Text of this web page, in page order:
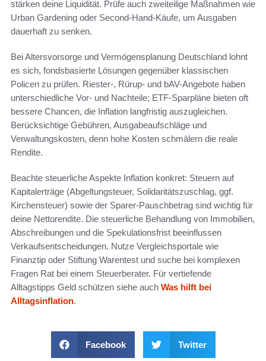
stärken deine Liquidität. Prüfe auch zweiteilige Maßnahmen wie
Urban Gardening oder Second‑Hand-Käufe, um Ausgaben
dauerhaft zu senken.
Bei Altersvorsorge und Vermögensplanung Deutschland lohnt
es sich, fondsbasierte Lösungen gegenüber klassischen
Policen zu prüfen. Riester-, Rürup- und bAV-Angebote haben
unterschiedliche Vor‑ und Nachteile; ETF-Sparpläne bieten oft
bessere Chancen, die Inflation langfristig auszugleichen.
Berücksichtige Gebühren, Ausgabeaufschläge und
Verwaltungskosten, denn hohe Kosten schmälern die reale
Rendite.
Beachte steuerliche Aspekte Inflation konkret: Steuern auf
Kapitalerträge (Abgeltungsteuer, Solidaritätszuschlag, ggf.
Kirchensteuer) sowie der Sparer‑Pauschbetrag sind wichtig für
deine Nettorendite. Die steuerliche Behandlung von Immobilien,
Abschreibungen und die Spekulationsfrist beeinflussen
Verkaufsentscheidungen. Nutze Vergleichsportale wie
Finanztip oder Stiftung Warentest und suche bei komplexen
Fragen Rat bei einem Steuerberater. Für vertiefende
Alltagstipps Geld schützen siehe auch Was hilft bei
Alltagsinflation.
Facebook Twitter